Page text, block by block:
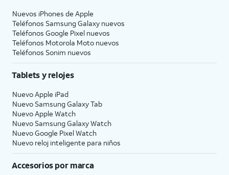
Nuevos iPhones de Apple
Teléfonos Samsung Galaxy nuevos
Teléfonos Google Pixel nuevos
Teléfonos Motorola Moto nuevos
Teléfonos Sonim nuevos
Tablets y relojes
Nuevo Apple iPad
Nuevo Samsung Galaxy Tab
Nuevo Apple Watch
Nuevo Samsung Galaxy Watch
Nuevo Google Pixel Watch
Nuevo reloj inteligente para niños
Accesorios por marca